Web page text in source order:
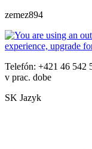
zemez894
Telefón: +421 46 542
v prac. dobe
SK Jazyk